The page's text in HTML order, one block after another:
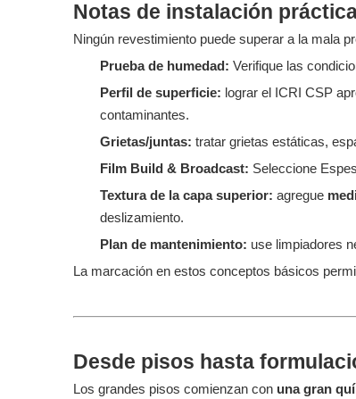
Notas de instalación
Ningún revestimiento puede superar a la mala
Prueba de humedad: Verifique las
Perfil de superficie: lograr el ICRI CSP
contaminantes.
Grietas/juntas: tratar grietas estáticas,
Film Build & Broadcast: Seleccione
Textura de la capa superior: agregue
deslizamiento.
Plan de mantenimiento: use limpiadores
La marcación en estos conceptos básicos
Desde pisos hasta
Los grandes pisos comienzan con una gran